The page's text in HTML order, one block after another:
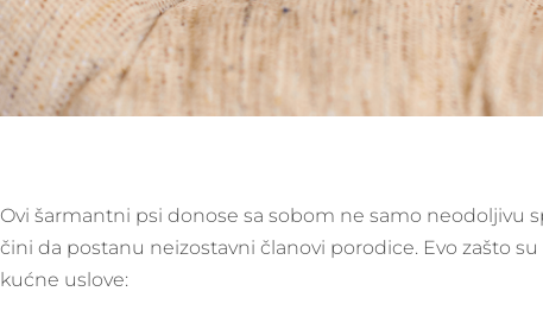
Ovi šarmantni psi donose sa sobom ne samo neodoljivu
čini da postanu neizostavni članovi porodice. Evo zašto su
kućne uslove: